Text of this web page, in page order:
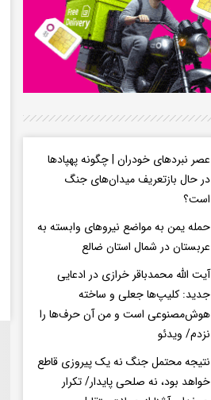
عصر نبردهای خودران | چگونه پهپادها
در حال بازتعریف میدان‌های جنگ
است؟
حمله یمن به مواضع نیروهای وابسته به
عربستان در شمال استان ضالع
آیت الله محمدباقر خرازی در ادعایی
جدید: کلیپ‌ها جعلی و ساخته
هوش‌مصنوعی است و من آن حرف‌ها را
نزدم/ ویدئو
نتیجه محتمل جنگ نه یک پیروزی قاطع
خواهد بود، نه صلحی پایدار/ تکرار